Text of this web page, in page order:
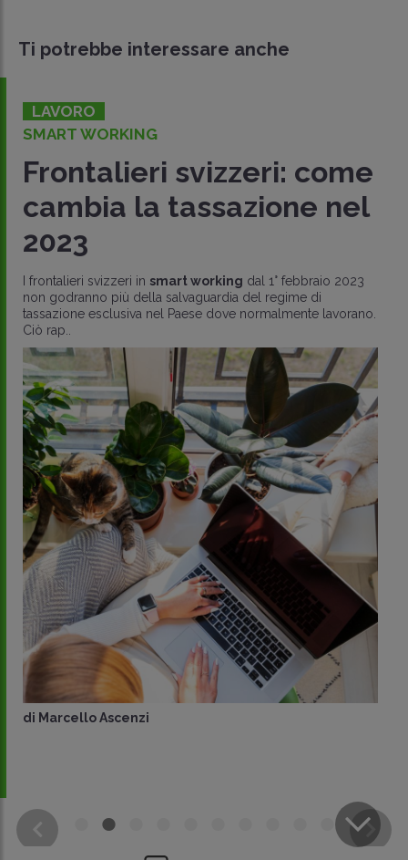
CONDIVIDI
Ti potrebbe interessare anche
LAVORO
SMART WORKING
Frontalieri svizzeri: come
cambia la tassazione nel
2023
I frontalieri svizzeri in smart working dal 1° febbraio 2023
non godranno più della salvaguardia del regime di
tassazione esclusiva nel Paese dove normalmente lavorano.
Ciò rap..
di Marcello Ascenzi